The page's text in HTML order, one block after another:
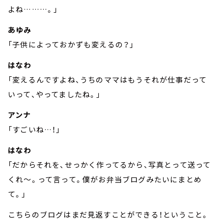
よね………。」
あゆみ
「子供によっておかずも変えるの？」
はなわ
「変えるんですよね、うちのママはもうそれが仕事だって
いって、やってましたね。」
アンナ
「すごいね…！」
はなわ
「だからそれを、せっかく作ってるから、写真とって送って
くれ～。って言って。僕がお弁当ブログみたいにまとめ
て。」
こちらのブログはまだ見返すことができる！ということ。